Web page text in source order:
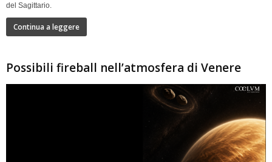
del Sagittario.
Continua a leggere
Possibili fireball nell’atmosfera di Venere